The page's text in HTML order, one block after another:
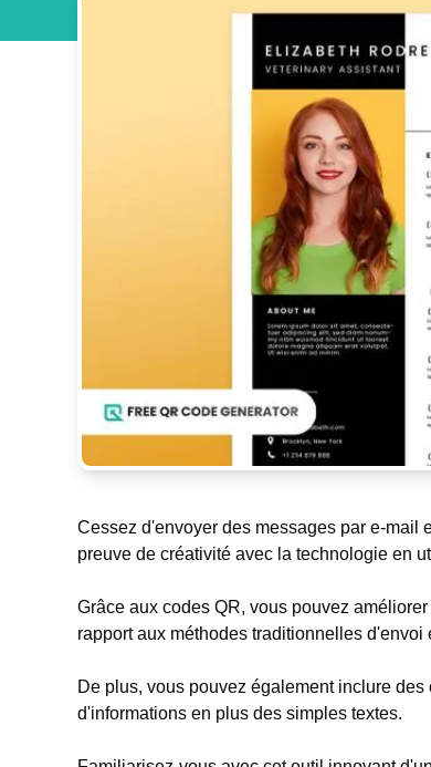
Cessez d'envoyer des messages par e-mail
preuve de créativité avec la technologie en
Grâce aux codes QR, vous pouvez
rapport aux méthodes traditionnelles d'envoi
De plus, vous pouvez également inclure
d'informations en plus des simples textes.